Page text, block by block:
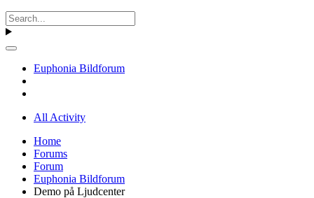
Euphonia Bildforum
All Activity
Home
Forums
Forum
Euphonia Bildforum
Demo på Ljudcenter